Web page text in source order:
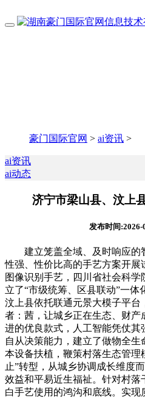
豪门国际官网 > ai资讯 >
ai资讯
ai动态
济宁市梁山县、汶上
发布时间:2026-
建立笼盖全域、及时响应的
性强、性价比高的手艺方案开
图像识别手艺，四川省社会科
立了“市级统筹、区县联动”一体
汶上县依托联通元景大模子平
者：茜，让城乡正在生态、财
进的优良款式，人工智能凭仗
自从决策能力，建立了做物全
本设备扶植，鞭策村落生态管理
止”转型，从城乡协调成长维度
效益和平易近生福祉。针对村落
白手艺使用的鸿沟和底线。实